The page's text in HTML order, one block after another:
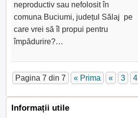
neproductiv sau nefolosit în
comuna Buciumi, județul Sălaj pe
care vrei să îl propui pentru
împădurire?…
Pagina 7 din 7 « Prima « 3 4
Informații utile